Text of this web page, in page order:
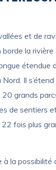
et de
borde la
étendue
Il s’étend
grands
de sentiers
fois plus
la possibilité